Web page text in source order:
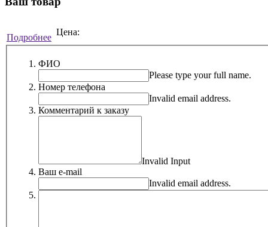
Подробнее
Цена:
ФИО
Please type your full name.
Номер телефона
Invalid email address.
Комментарий к заказу
Invalid Input
Ваш e-mail
Invalid email address.